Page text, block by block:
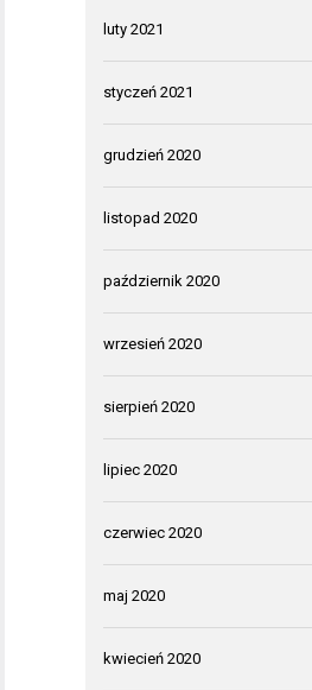
luty 2021
styczeń 2021
grudzień 2020
listopad 2020
październik 2020
wrzesień 2020
sierpień 2020
lipiec 2020
czerwiec 2020
maj 2020
kwiecień 2020